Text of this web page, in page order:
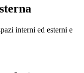
interni ed esterni e